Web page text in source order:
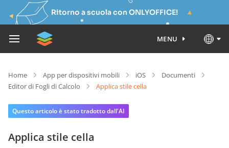
Ritorno a scuola con ONLYOFFICE!
MENU
Home App per dispositivi mobili iOS
Documenti
Editor di Fogli di Calcolo
Applica stile cella
Questo articolo è stato tradotto dall'AI
Applica stile cella